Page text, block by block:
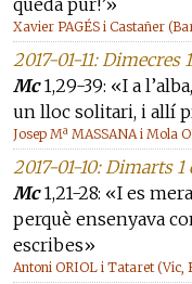
queda pur!’»
Xavier PAGÉS i Castañer
2017-01-11: Dimecres
Mc1,29-39: «I a
un lloc solitari, i allí
Josep Mª MASSANA i Mola
2017-01-10: Dimarts
Mc1,21-28: «I es
perquè ensenyava
escribes»
Antoni ORIOL i Tataret (Vic,